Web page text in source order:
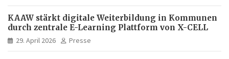
KAAW stärkt digitale Weiterbildung in Kommunen
durch zentrale E-Learning Plattform von X-CELL
29. April 2026 Presse